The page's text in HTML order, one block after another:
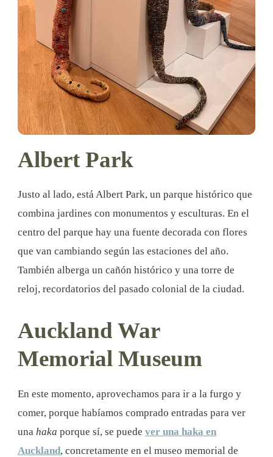
Albert Park
Justo al lado, está Albert Park, un parque histórico que
combina jardines con monumentos y esculturas. En el
centro del parque hay una fuente decorada con flores
que van cambiando según las estaciones del año.
También alberga un cañón histórico y una torre de
reloj, recordatorios del pasado colonial de la ciudad.
Auckland War
Memorial Museum
En este momento, aprovechamos para ir a la furgo y
comer, porque habíamos comprado entradas para ver
una haka porque sí, se puede ver una haka en
Auckland, concretamente en el museo memorial de